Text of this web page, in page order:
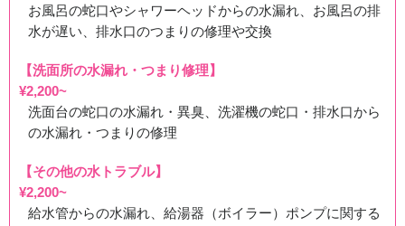
お風呂の蛇口やシャワーヘッドからの水漏れ、お風呂の排
水が遅い、排水口のつまりの修理や交換
【洗面所の水漏れ・つまり修理】
¥2,200~
洗面台の蛇口の水漏れ・異臭、洗濯機の蛇口・排水口から
の水漏れ・つまりの修理
【その他の水トラブル】
¥2,200~
給水管からの水漏れ、給湯器（ボイラー）ポンプに関する